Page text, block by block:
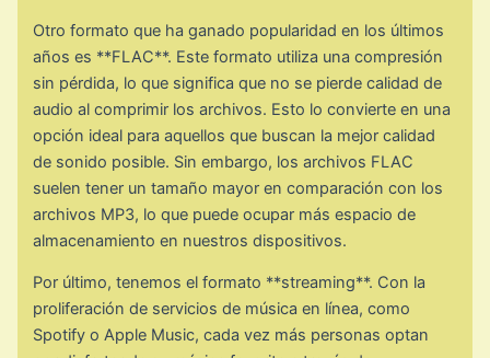
Otro formato que ha ganado popularidad en los últimos
años es **FLAC**. Este formato utiliza una compresión
sin pérdida, lo que significa que no se pierde calidad de
audio al comprimir los archivos. Esto lo convierte en una
opción ideal para aquellos que buscan la mejor calidad
de sonido posible. Sin embargo, los archivos FLAC
suelen tener un tamaño mayor en comparación con los
archivos MP3, lo que puede ocupar más espacio de
almacenamiento en nuestros dispositivos.
Por último, tenemos el formato **streaming**. Con la
proliferación de servicios de música en línea, como
Spotify o Apple Music, cada vez más personas optan